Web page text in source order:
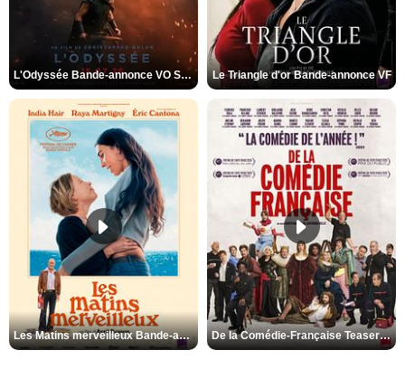
L'Odyssée Bande-annonce VO STFR Le Triangle d'or Bande-annonce VF
Les Matins merveilleux Bande-annonce VF De la Comédie-Française Teaser VF